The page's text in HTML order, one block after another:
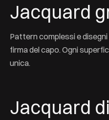
Jacquard
Pattern complessi e
firma del capo. Ogni
unica.
Jacquard